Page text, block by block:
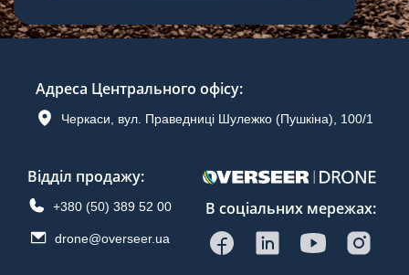
В соціальних мережах:
Адреса Центрального офісу:
Черкаси, вул. Праведниці Шулежко (Пушкіна), 100/1
Відділ продажу:
+380 (50) 389 52 00
drone@overseer.ua